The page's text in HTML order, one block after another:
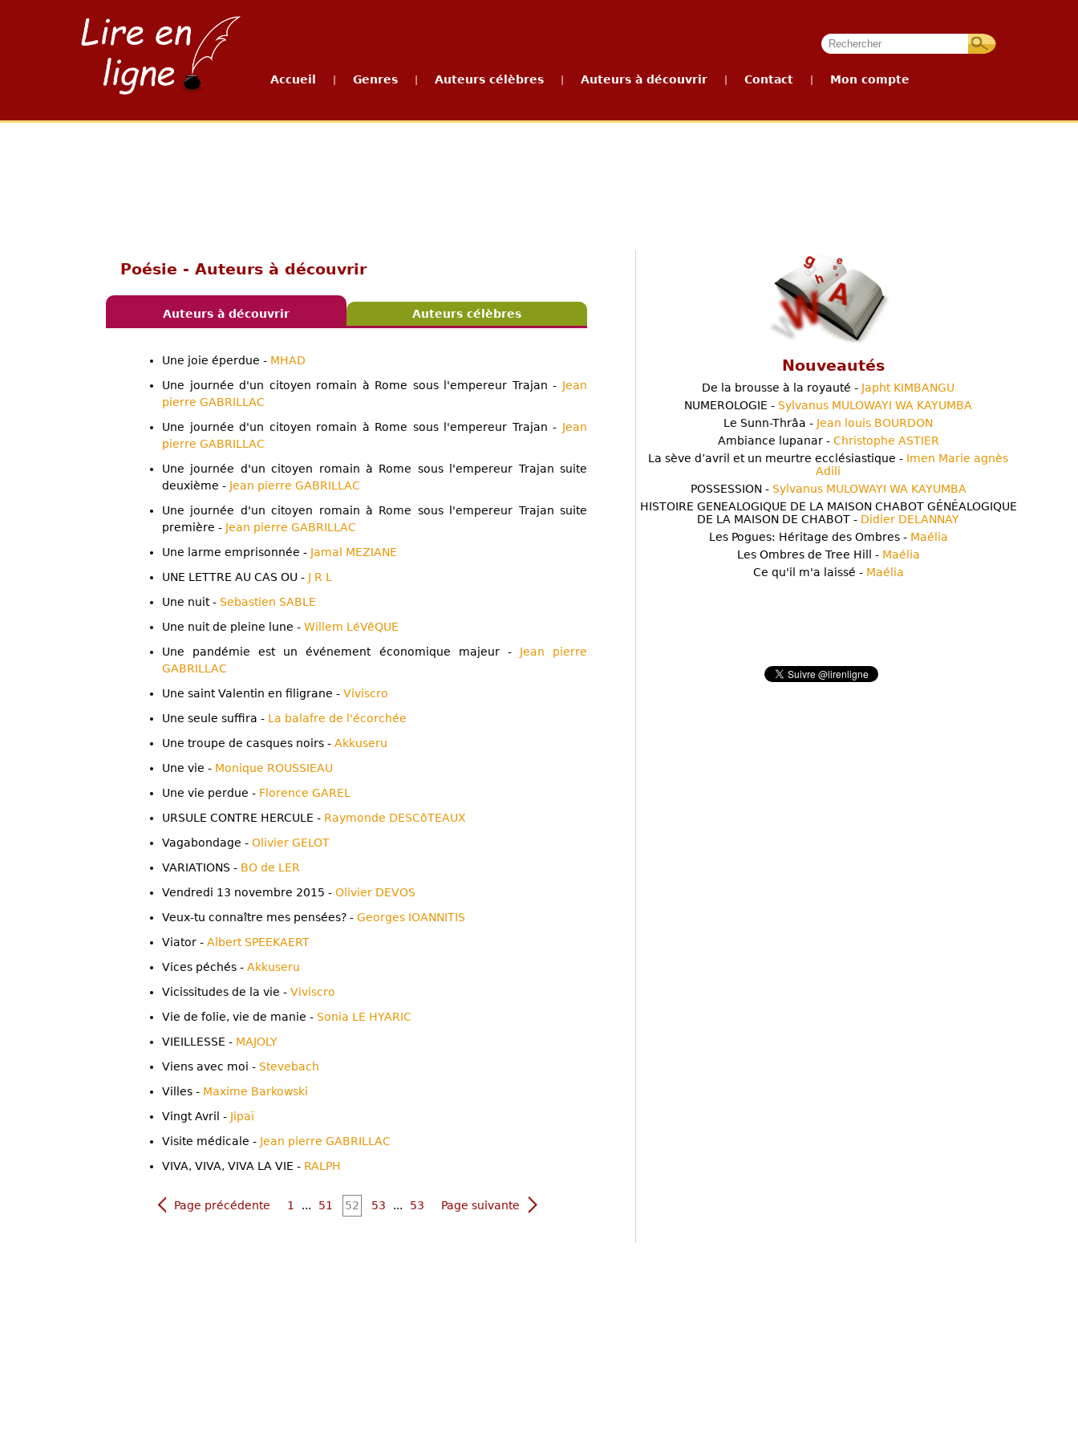
Accueil Genres Auteurs célèbres Auteurs à découvrir Contact Mon compte
Poésie - Auteurs à découvrir
Auteurs à découvrir Auteurs célèbres
Une joie éperdue - MHAD
Une journée d'un citoyen romain à Rome sous l'empereur Trajan - Jean
pierre GABRILLAC
Une journée d'un citoyen romain à Rome sous l'empereur Trajan - Jean
pierre GABRILLAC
Une journée d'un citoyen romain à Rome sous l'empereur Trajan suite
deuxième - Jean pierre GABRILLAC
Une journée d'un citoyen romain à Rome sous l'empereur Trajan suite
première - Jean pierre GABRILLAC
Une larme emprisonnée - Jamal MEZIANE
UNE LETTRE AU CAS OU - J R L
Une nuit - Sebastien SABLE
Une nuit de pleine lune - Willem LéVêQUE
Une pandémie est un événement économique majeur - Jean pierre
GABRILLAC
Une saint Valentin en filigrane - Viviscro
Une seule suffira - La balafre de l'écorchée
Une troupe de casques noirs - Akkuseru
Une vie - Monique ROUSSIEAU
Une vie perdue - Florence GAREL
URSULE CONTRE HERCULE - Raymonde DESCôTEAUX
Vagabondage - Olivier GELOT
VARIATIONS - BO de LER
Vendredi 13 novembre 2015 - Olivier DEVOS
Veux-tu connaître mes pensées? - Georges IOANNITIS
Viator - Albert SPEEKAERT
Vices péchés - Akkuseru
Vicissitudes de la vie - Viviscro
Vie de folie, vie de manie - Sonia LE HYARIC
VIEILLESSE - MAJOLY
Viens avec moi - Stevebach
Villes - Maxime Barkowski
Vingt Avril - Jipaï
Visite médicale - Jean pierre GABRILLAC
VIVA, VIVA, VIVA LA VIE - RALPH
Page précédente 1 ... 51 52 53 ... 53 Page suivante
Nouveautés
De la brousse à la royauté - Japht KIMBANGU
NUMEROLOGIE - Sylvanus MULOWAYI WA KAYUMBA
Le Sunn-Thrâa - Jean louis BOURDON
Ambiance lupanar - Christophe ASTIER
La sève d’avril et un meurtre ecclésiastique - Imen Marie agnès
Adili
POSSESSION - Sylvanus MULOWAYI WA KAYUMBA
HISTOIRE GENEALOGIQUE DE LA MAISON CHABOT GÉNÉALOGIQUE
DE LA MAISON DE CHABOT - Didier DELANNAY
Les Pogues: Héritage des Ombres - Maélia
Les Ombres de Tree Hill - Maélia
Ce qu'il m'a laissé - Maélia